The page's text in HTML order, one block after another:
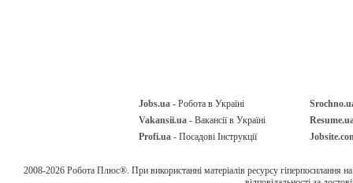
Jobs.ua - Робота в Україні
Vakansii.ua - Вакансії в Україні
Profi.ua - Посадові Інструкції
2008-2026 Робота Плюс®. При використанні матеріалів ресурсу гіперпосилання